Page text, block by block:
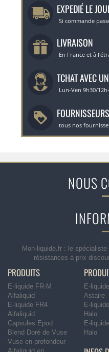
EXPEDIÉ LE
Si commande
LIVRAISON
En France et à
TCHAT AVEC
Lun-Ven 9h30/
tous nos
NOUS
Mon-liquide.fr : le
résistances à prix
PRODUITS
E-liquide FR-M
Alfaliquid
E-liquide FR4
Alfaliquid
Capsules Epod
Blend Doré de Vuse
Vuse en profondeur
E-
Astaire
E-
Halo
E-
Halo